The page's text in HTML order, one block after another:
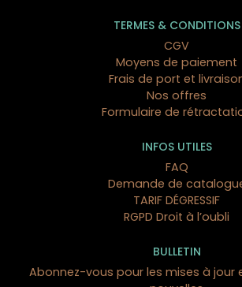
TERMES & CONDITIONS
CGV
Moyens de paiement
Frais de port et
Nos offres
Formulaire de
INFOS UTILES
FAQ
Demande de
TARIF DÉGRESSIF
RGPD Droit à l’oubli
BULLETIN
Abonnez-vous pour les mises à jour